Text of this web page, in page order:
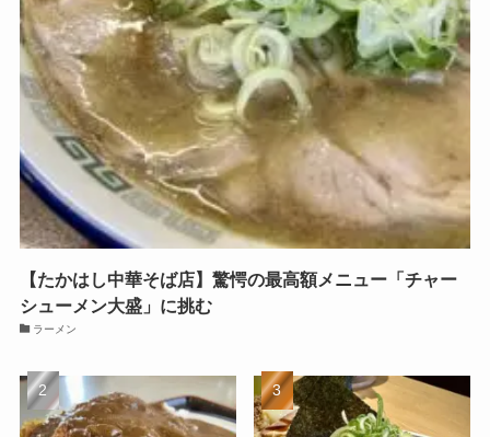
【たかはし中華そば店】驚愕の最高額メニュー「チャー
シューメン大盛」に挑む
ラーメン